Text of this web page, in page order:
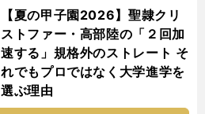
【夏の甲子園2026】聖隷クリ
ストファー・高部陸の「２回加
速する」規格外のストレート そ
れでもプロではなく大学進学を
選ぶ理由